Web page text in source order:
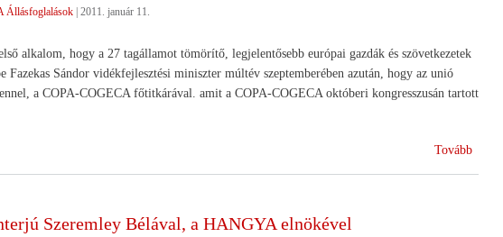
Állásfoglalások 2011. január 11.
alkalom, hogy a 27 tagállamot tömörítő, legjelentősebb európai gazdák és szövetkezetek
Sándor vidékfejlesztési miniszter múltév szeptemberében azután, hogy az unió
a COPA-COGECA főtitkárával. amit a COPA-COGECA októberi kongresszusán tartott
Tovább
Szeremley Bélával, a HANGYA elnökével